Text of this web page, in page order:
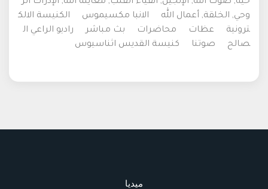
وحي, الخلقة, أعمال الله
الانبا مكسيموس
الكنيسة الالك
ترونية
عظات محاضرات بث مباشر
راديو الراعي ال
صالح
صوتنا كنيسة القديس اثناسيوس
ميديا